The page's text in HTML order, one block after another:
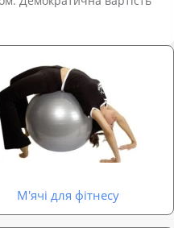
М'ячі для фітнесу